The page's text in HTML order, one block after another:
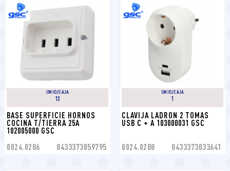
UNID/CAJA
12
BASE SUPERFICIE HORNOS
COCINA T/TIERRA 25A
102005000 GSC
0024.0286 8433373059795
UNID/CAJA
1
CLAVIJA LADRON 2 TOMAS
USB C + A 103000031 GSC
0024.0288 8433373033641